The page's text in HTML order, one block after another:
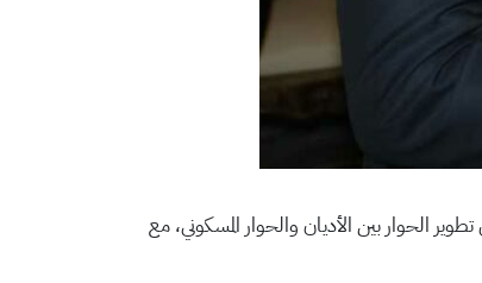
الحوار بين الأديان والحوار المسكوني، مع